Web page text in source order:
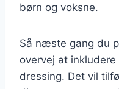
børn og voksne.
Så næste gang du
overvej at
dressing. Det vil